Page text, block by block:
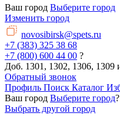
Ваш город Выберите город
Изменить город
novosibirsk@spets.ru
+7 (383) 325 38 68
+7 (800) 600 44 00 ?
Доб. 1301, 1302, 1306, 1309
Обратный звонок
Профиль Поиск Каталог
Ваш город Выберите город?
Выбрать другой город